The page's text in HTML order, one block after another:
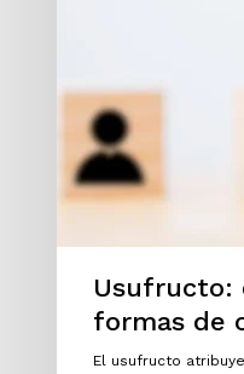
Usufructo:
formas de
El usufructo